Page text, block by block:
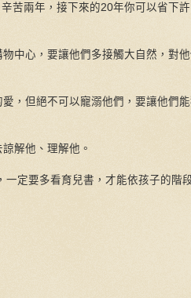
苦兩年，接下來的20年你可以省下
中心，要讓他們多接觸大自然，對
，但絕不可以寵溺他們，要讓他們
解他、理解他。
定要多看育兒書，才能依孩子的階